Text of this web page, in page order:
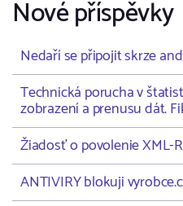
Nové příspěvky
Nedaří se připojit skrze
Technická porucha v
zobrazení a prenusu dát.
Žiadosť o povolenie XML-
ANTIVIRY blokuji